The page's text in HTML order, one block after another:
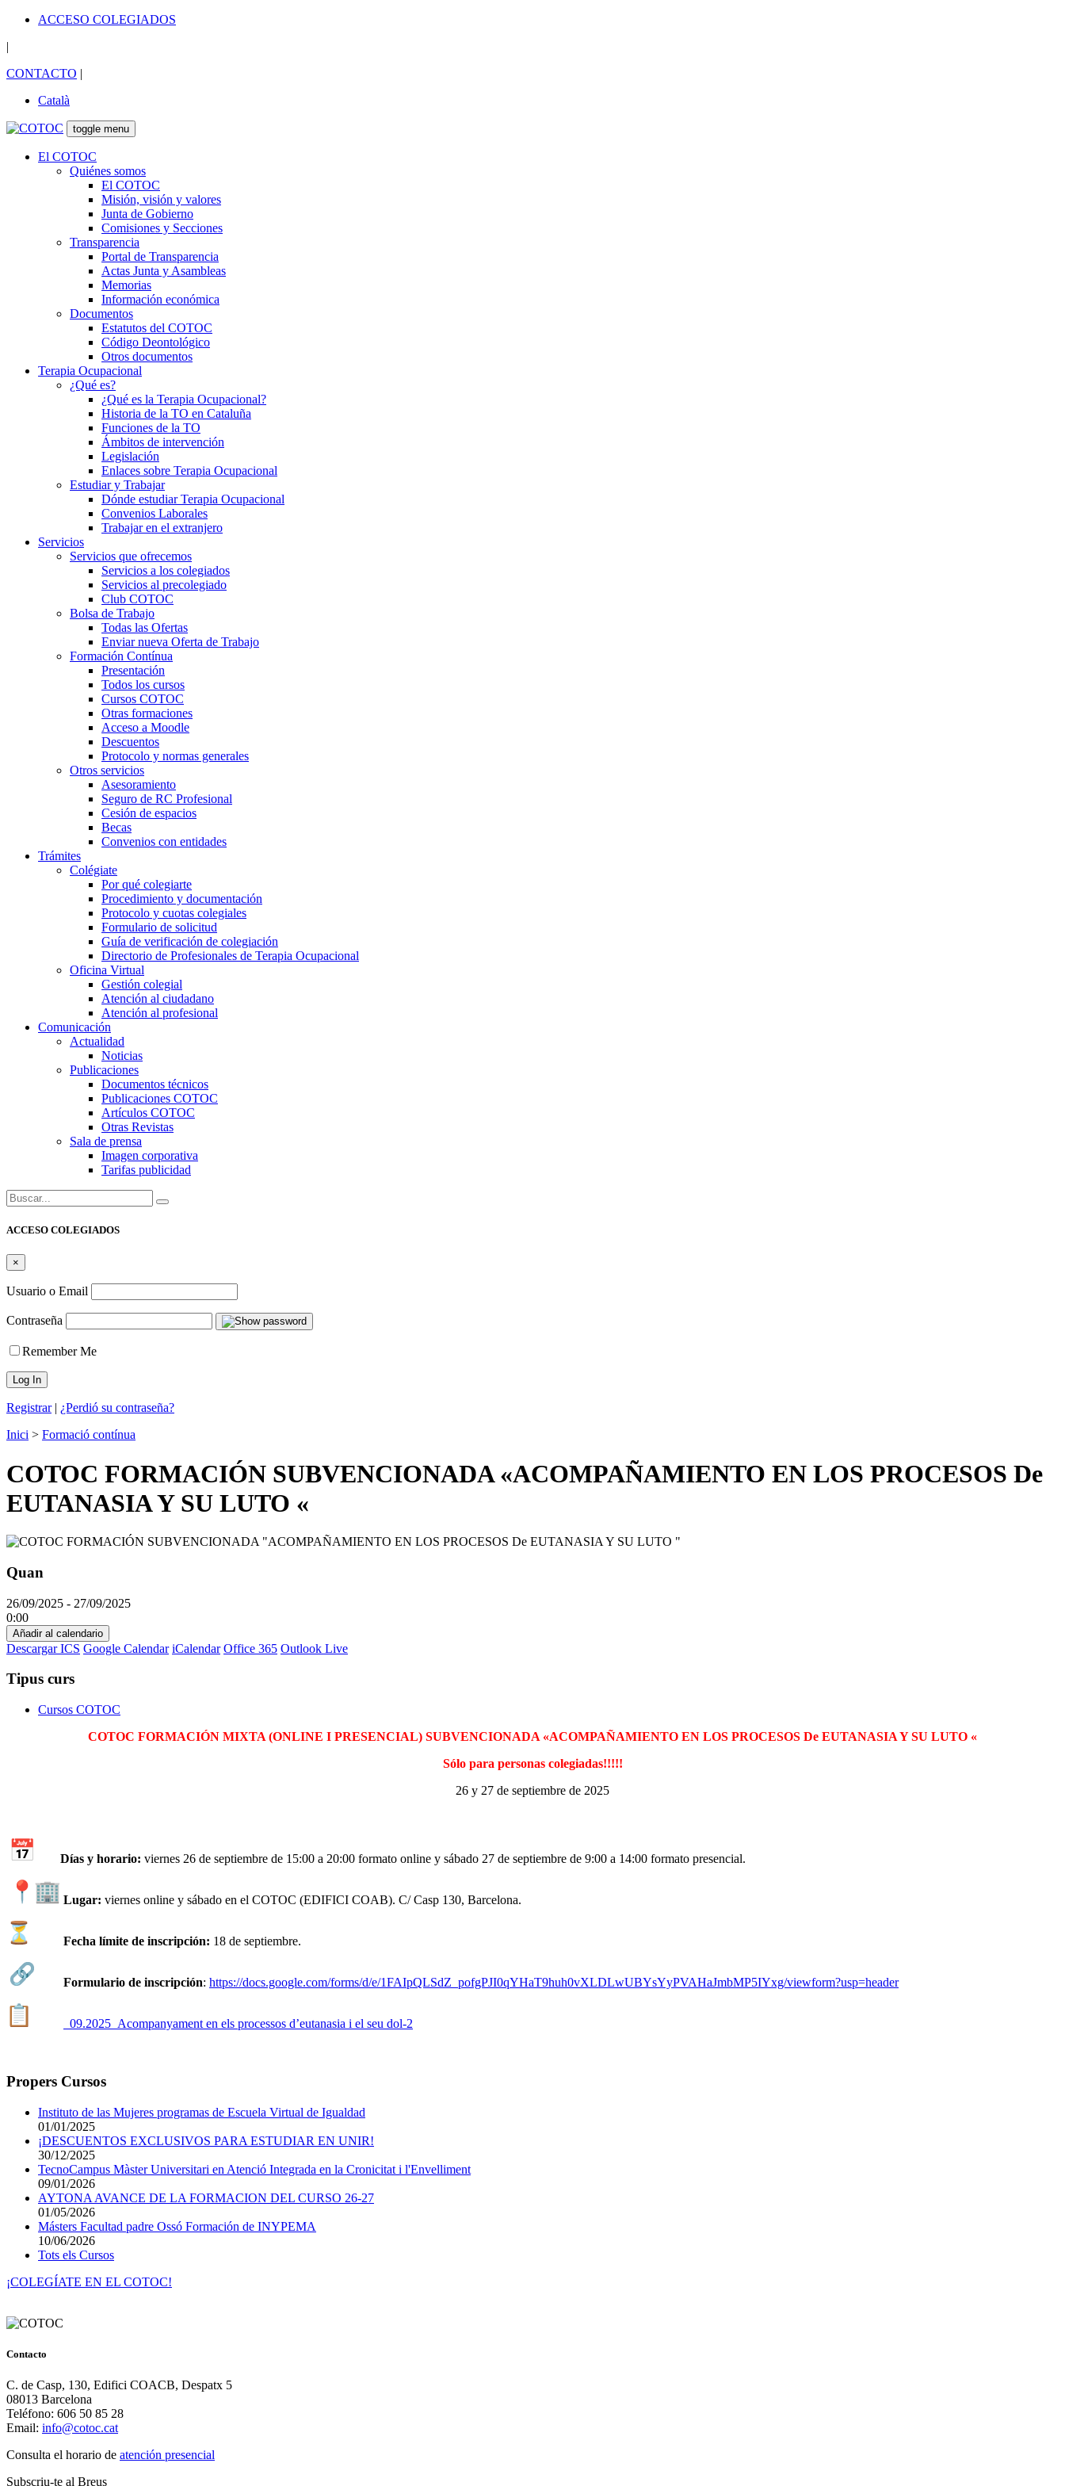
ACCESO COLEGIADOS
|
CONTACTO |
Català
toggle menu
El COTOC
Quiénes somos
El COTOC
Misión, visión y valores
Junta de Gobierno
Comisiones y Secciones
Transparencia
Portal de Transparencia
Actas Junta y Asambleas
Memorias
Información económica
Documentos
Estatutos del COTOC
Código Deontológico
Otros documentos
Terapia Ocupacional
¿Qué es?
¿Qué es la Terapia Ocupacional?
Historia de la TO en Cataluña
Funciones de la TO
Ámbitos de intervención
Legislación
Enlaces sobre Terapia Ocupacional
Estudiar y Trabajar
Dónde estudiar Terapia Ocupacional
Convenios Laborales
Trabajar en el extranjero
Servicios
Servicios que ofrecemos
Servicios a los colegiados
Servicios al precolegiado
Club COTOC
Bolsa de Trabajo
Todas las Ofertas
Enviar nueva Oferta de Trabajo
Formación Contínua
Presentación
Todos los cursos
Cursos COTOC
Otras formaciones
Acceso a Moodle
Descuentos
Protocolo y normas generales
Otros servicios
Asesoramiento
Seguro de RC Profesional
Cesión de espacios
Becas
Convenios con entidades
Trámites
Colégiate
Por qué colegiarte
Procedimiento y documentación
Protocolo y cuotas colegiales
Formulario de solicitud
Guía de verificación de colegiación
Directorio de Profesionales de Terapia Ocupacional
Oficina Virtual
Gestión colegial
Atención al ciudadano
Atención al profesional
Comunicación
Actualidad
Noticias
Publicaciones
Documentos técnicos
Publicaciones COTOC
Artículos COTOC
Otras Revistas
Sala de prensa
Imagen corporativa
Tarifas publicidad
Buscar:
ACCESO COLEGIADOS
×
Usuario o Email
Contraseña
Remember Me
Registrar| ¿Perdió su contraseña?
Inici > Formació contínua
COTOC FORMACIÓN SUBVENCIONADA «ACOMPAÑAMIENTO EN LOS PROCESOS De
EUTANASIA Y SU LUTO «
Quan
26/09/2025 - 27/09/2025
0:00
Añadir al calendario
Descargar ICS Google Calendar iCalendar Office 365 Outlook Live
Tipus curs
Cursos COTOC
COTOC FORMACIÓN MIXTA (ONLINE I PRESENCIAL) SUBVENCIONADA «ACOMPAÑAMIENTO EN LOS PROCESOS De EUTANASIA Y SU LUTO «
Sólo para personas colegiadas!!!!!
26 y 27 de septiembre de 2025
Días y horario: viernes 26 de septiembre de 15:00 a 20:00 formato online y sábado 27 de septiembre de 9:00 a 14:00 formato presencial.
Lugar: viernes online y sábado en el COTOC (EDIFICI COAB). C/ Casp 130, Barcelona.
Fecha límite de inscripción: 18 de septiembre.
Formulario de inscripción: https://docs.google.com/forms/d/e/1FAIpQLSdZ_ pofgPJI0qYHaT9huh0vXLDLwUBYsYyPVAHaJmbMP5IYxg/viewform?usp=header
09.2025_Acompanyament en els processos d’eutanasia i el seu dol-2
Propers Cursos
Instituto de las Mujeres programas de Escuela Virtual de Igualdad
01/01/2025
¡DESCUENTOS EXCLUSIVOS PARA ESTUDIAR EN UNIR!
30/12/2025
TecnoCampus Màster Universitari en Atenció Integrada en la Cronicitat i l'Envelliment
09/01/2026
AYTONA AVANCE DE LA FORMACION DEL CURSO 26-27
01/05/2026
Másters Facultad padre Ossó Formación de INYPEMA
10/06/2026
Tots els Cursos
¡COLEGÍATE EN EL COTOC!
Contacto
C. de Casp, 130, Edifici COACB, Despatx 5
08013 Barcelona
Teléfono: 606 50 85 28
Email: info@cotoc.cat
Consulta el horario de atención presencial
Subscriu-te al Breus